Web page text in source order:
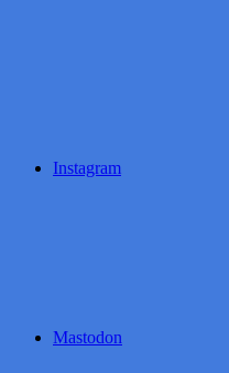
Instagram
Mastodon